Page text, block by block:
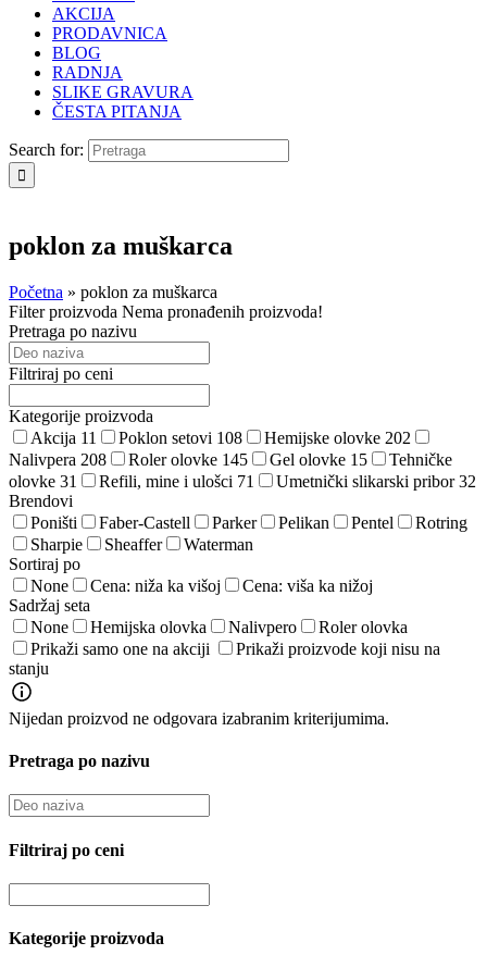
AKCIJA
PRODAVNICA
BLOG
RADNJA
SLIKE GRAVURA
ČESTA PITANJA
Search for:
poklon za muškarca
Početna » poklon za muškarca
Filter proizvoda Nema pronađenih proizvoda!
Pretraga po nazivu
Filtriraj po ceni
Kategorije proizvoda
Akcija 11 Poklon setovi 108 Hemijske olovke 202
Nalivpera 208 Roler olovke 145 Gel olovke 15
Tehničke
olovke 31 Refili, mine i ulošci 71 Umetnički slikarski pribor32
Brendovi
Poništi
Faber-Castell Parker Pelikan Pentel
Rotring
Sharpie
Sheaffer
Waterman
Sortiraj po
None
Cena: niža ka višoj
Cena: viša ka nižoj
Sadržaj seta
None
Hemijska olovka Nalivpero
Roler olovka
Prikaži samo one na akciji
Prikaži proizvode koji nisu na
stanju
Nijedan proizvod ne odgovara izabranim kriterijumima.
Pretraga po nazivu
Filtriraj po ceni
Kategorije proizvoda